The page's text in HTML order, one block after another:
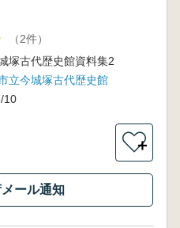
（2件）
塚古代歴史館資料集2
立今城塚古代歴史館
10
＋
ール通知